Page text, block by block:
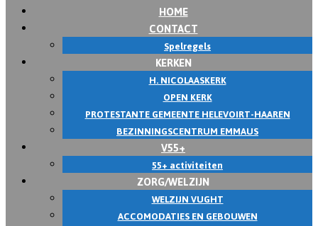
HOME
CONTACT
Spelregels
KERKEN
H. NICOLAASKERK
OPEN KERK
PROTESTANTE GEMEENTE HELEVOIRT-HAAREN
BEZINNINGSCENTRUM EMMAUS
V55+
55+ activiteiten
ZORG/WELZIJN
WELZIJN VUGHT
ACCOMODATIES EN GEBOUWEN